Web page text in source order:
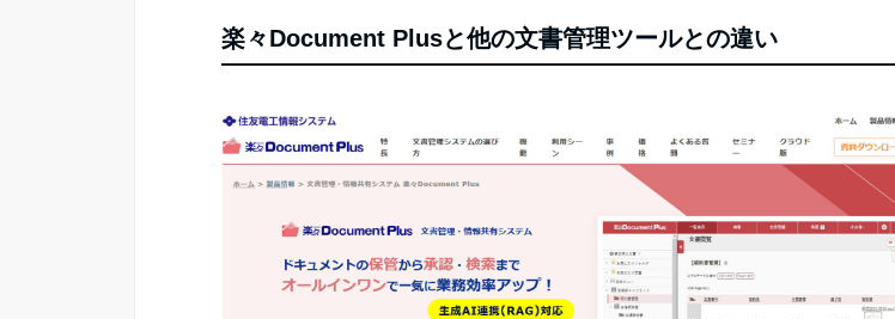
楽々Document Plusと他の文書管理ツールとの違い